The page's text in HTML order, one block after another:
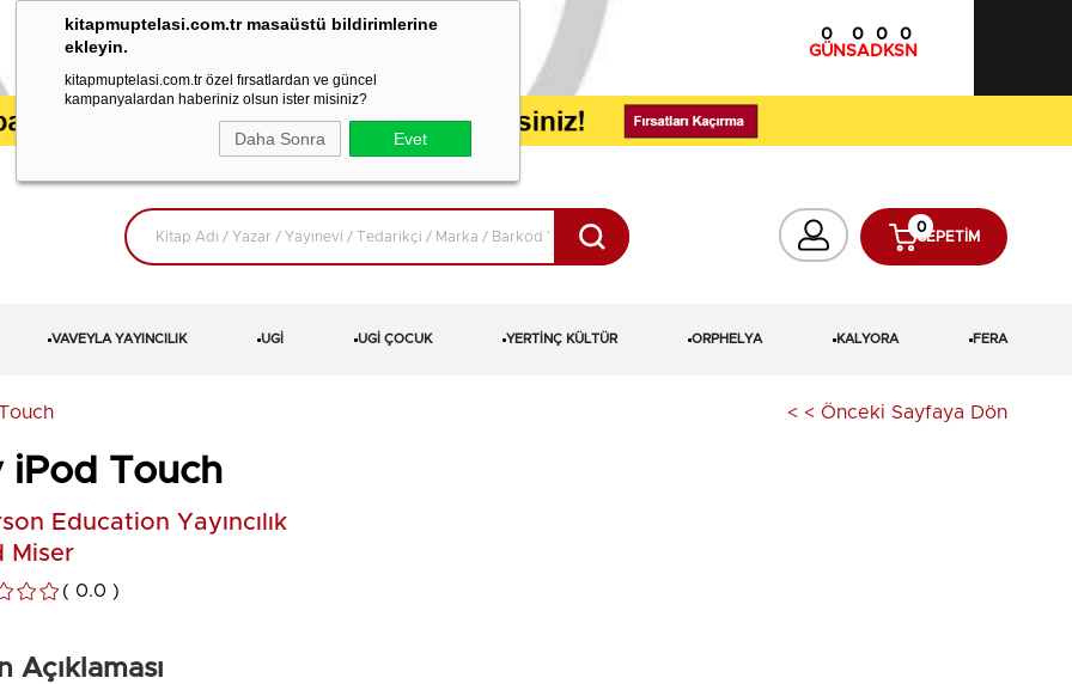
kitapmuptelasi.com.tr masaüstü bildirimlerine
ekleyin.
kitapmuptelasi.com.tr özel fırsatlardan ve güncel
kampanyalardan haberiniz olsun ister misiniz?
Daha Sonra Evet
0
GÜN
0
SA
0
DK
0
SN
SEPETIM
0
VAVEYLA YAYINCILIK UGİ UGİ ÇOCUK YERTİNÇ KÜLTÜR ORPHELYA KALYORA FERA
< < Önceki Sayfaya Dön
iPod Touch
Education Yayıncılık
Miser
0.0
Açıklaması